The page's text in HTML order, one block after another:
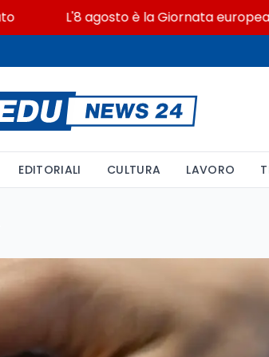
L'8 agosto è la Giornata europea in
EDITORIALI CULTURA LAVORO